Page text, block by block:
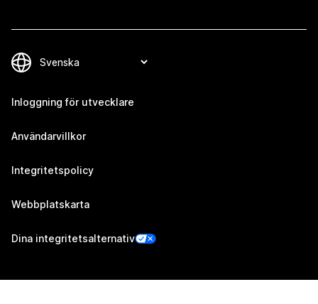
Inloggning för utvecklare
Användarvillkor
Integritetspolicy
Webbplatskarta
Dina integritetsalternativ